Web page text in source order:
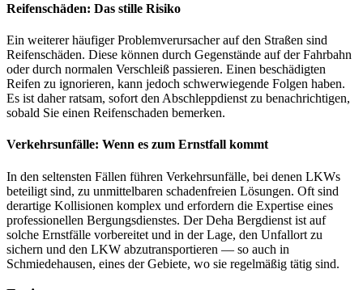
Reifenschäden: Das stille Risiko
Ein weiterer häufiger Problemverursacher auf den Straßen sind
Reifenschäden. Diese können durch Gegenstände auf der Fahrbahn
oder durch normalen Verschleiß passieren. Einen beschädigten
Reifen zu ignorieren, kann jedoch schwerwiegende Folgen haben.
Es ist daher ratsam, sofort den Abschleppdienst zu benachrichtigen,
sobald Sie einen Reifenschaden bemerken.
Verkehrsunfälle: Wenn es zum Ernstfall kommt
In den seltensten Fällen führen Verkehrsunfälle, bei denen LKWs
beteiligt sind, zu unmittelbaren schadenfreien Lösungen. Oft sind
derartige Kollisionen komplex und erfordern die Expertise eines
professionellen Bergungsdienstes. Der Deha Bergdienst ist auf
solche Ernstfälle vorbereitet und in der Lage, den Unfallort zu
sichern und den LKW abzutransportieren — so auch in
Schmiedehausen, eines der Gebiete, wo sie regelmäßig tätig sind.